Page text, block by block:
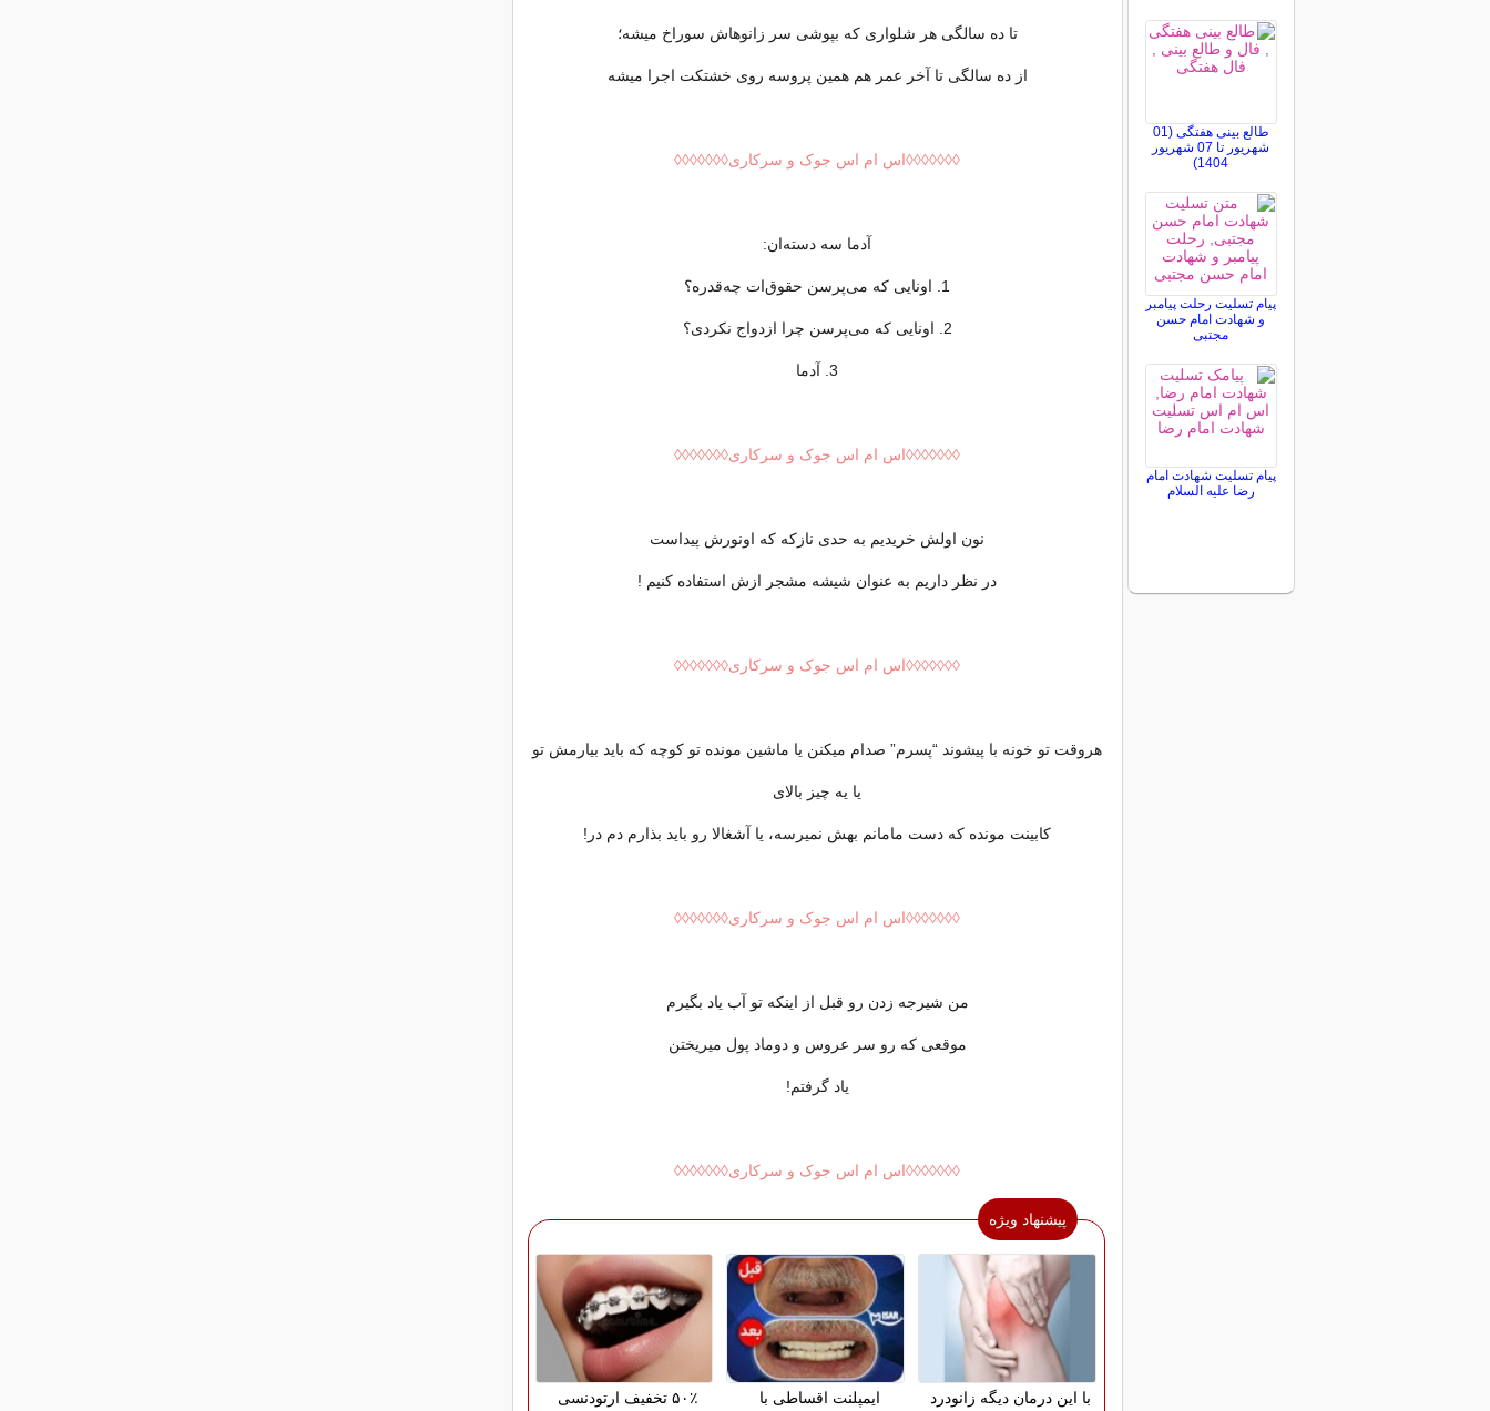
تا ده سالگی هر شلواری که بپوشی سر زانوهاش سوراخ میشه؛
از ده سالگی تا آخر عمر هم همین پروسه روی خشتکت اجرا میشه
◊◊◊◊◊◊◊اس ام اس جوک و سرکاری◊◊◊◊◊◊◊
آدما سه دسته‌ان:
1. اونایی که می‌پرسن حقوق‌ات چه‌قدره؟
2. اونایی که می‌پرسن چرا ازدواج نکردی؟
3. آدما
◊◊◊◊◊◊◊اس ام اس جوک و سرکاری◊◊◊◊◊◊◊
نون اولش خریدیم به حدی نازکه که اونورش پیداست
در نظر داریم به عنوان شیشه مشجر ازش استفاده کنیم !
◊◊◊◊◊◊◊اس ام اس جوک و سرکاری◊◊◊◊◊◊◊
هروقت تو خونه با پیشوند “پسرم” صدام میکنن یا ماشین مونده تو کوچه که باید بیارمش تو
یا یه چیز بالای
کابینت مونده که دست مامانم بهش نمیرسه، یا آشغالا رو باید بذارم دم در!
◊◊◊◊◊◊◊اس ام اس جوک و سرکاری◊◊◊◊◊◊◊
ﻣﻦ ﺷﯿﺮﺟﻪ ﺯﺩﻥ ﺭﻭ ﻗﺒﻞ ﺍﺯ ﺍﯾﻨﮑﻪ ﺗﻮ ﺁﺏ ﯾﺎﺩ ﺑﮕﯿﺮﻡ
ﻣﻮﻗﻌﯽ ﮐﻪ ﺭﻭ ﺳﺮ ﻋﺮﻭﺱ ﻭ ﺩﻭﻣﺎﺩ ﭘﻮﻝ ﻣﯿﺮﯾﺨﺘﻦ
ﯾﺎﺩ ﮔﺮﻓﺘﻢ!
◊◊◊◊◊◊◊اس ام اس جوک و سرکاری◊◊◊◊◊◊◊
پیشنهاد ویژه
با این درمان دیگه زانودرد ایمپلنت اقساطی با ۵۰٪ تخفیف ارتودنسی
طالع بینی هفتگی (01
شهریور تا 07 شهریور
1404)
پیام تسلیت رحلت پیامبر
و شهادت امام حسن
مجتبی
پیام تسلیت شهادت امام
رضا علیه السلام